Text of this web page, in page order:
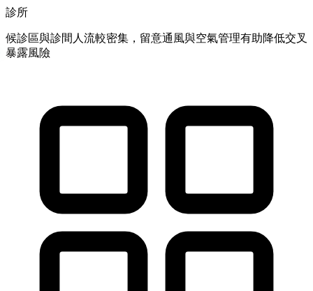
診所
候診區與診間人流較密集，留意通風與空氣管理有助降低交叉
暴露風險